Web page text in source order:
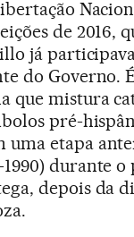
de 2016,
já
do Governo.
que mistura
pré-
uma etapa
1990) durante
depois da